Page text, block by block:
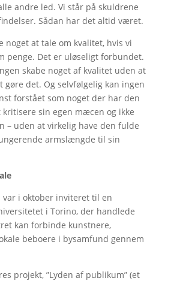
andre led. Vi står på skuldrene
Sådan har det altid været.
noget at tale om kvalitet, hvis vi
penge. Det er uløseligt forbundet.
skabe noget af kvalitet uden at
det. Og selvfølgelig kan ingen
forstået som noget der har den
sin egen mæcen og ikke
– uden at virkelig have den fulde
armslængde til sin
var i oktober inviteret til en
i Torino, der handlede
kan forbinde kunstnere,
beboere i bysamfund gennem
projekt, ”Lyden af publikum” (et